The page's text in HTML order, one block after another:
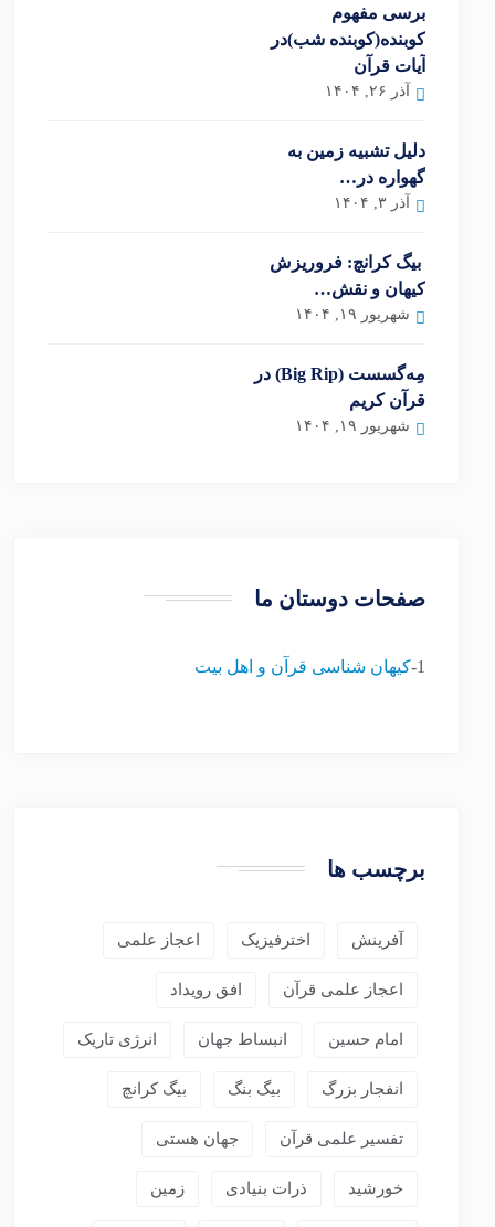
برسی مفهوم
کوبنده(کوبنده شب)در
آیات قرآن
آذر ۲۶, ۱۴۰۴
دلیل تشبیه زمین به
گهواره در…
آذر ۳, ۱۴۰۴
بیگ کرانچ: فروریزش
کیهان و نقش…
شهریور ۱۹, ۱۴۰۴
مِه‌گسست (Big Rip) در
قرآن کریم
شهریور ۱۹, ۱۴۰۴
صفحات دوستان ما
1- کیهان شناسی قرآن و اهل بیت
برچسب ها
آفرینش اخترفیزیک اعجاز علمی
اعجاز علمی قرآن افق رویداد
امام حسین انبساط جهان انرژی تاریک
انفجار بزرگ بیگ بنگ بیگ کرانچ
تفسیر علمی قرآن جهان هستی
خورشید ذرات بنیادی زمین